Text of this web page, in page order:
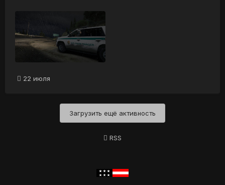
22 июля
Загрузить ещё активность
RSS